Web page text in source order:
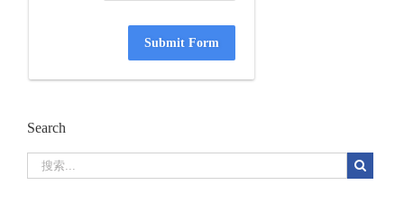
Submit Form
Search